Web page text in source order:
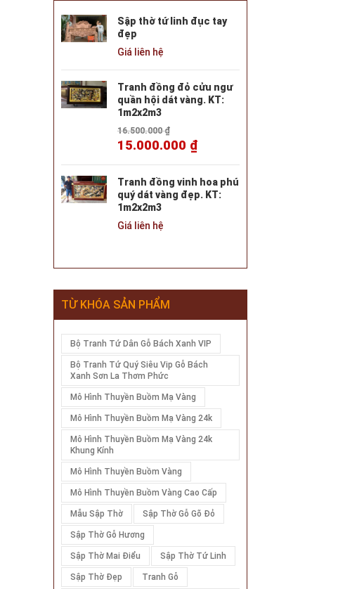
Sập thờ tứ linh đục tay
đẹp
Giá liên hệ
Tranh đồng đỏ cửu ngư
quần hội dát vàng. KT:
1m2x2m3
16.500.000₫
15.000.000 ₫
Tranh đồng vinh hoa phú
quý dát vàng đẹp. KT:
1m2x2m3
Giá liên hệ
TỪ KHÓA SẢN PHẨM
Bộ Tranh Tứ Dân Gỗ Bách Xanh VIP
Bộ Tranh Tứ Quý Siêu Vip Gỗ Bách
Xanh Sơn La Thơm Phức
Mô Hình Thuyền Buồm Mạ Vàng
Mô Hình Thuyền Buồm Mạ Vàng 24k
Mô Hình Thuyền Buồm Mạ Vàng 24k
Khung Kính
Mô Hình Thuyền Buồm Vàng
Mô Hình Thuyền Buồm Vàng Cao Cấp
Mẫu Sập Thờ Sập Thờ Gỗ Gõ Đỏ
Sập Thờ Gỗ Hương
Sập Thờ Mai Điểu Sập Thờ Tứ Linh
Sập Thờ Đẹp Tranh Gỗ